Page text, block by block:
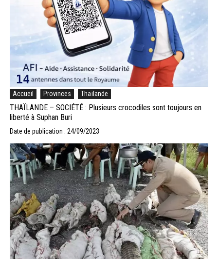
Accueil Provinces Thaïlande
THAÏLANDE – SOCIÉTÉ : Plusieurs crocodiles sont toujours en
liberté à Suphan Buri
Date de publication : 24/09/2023